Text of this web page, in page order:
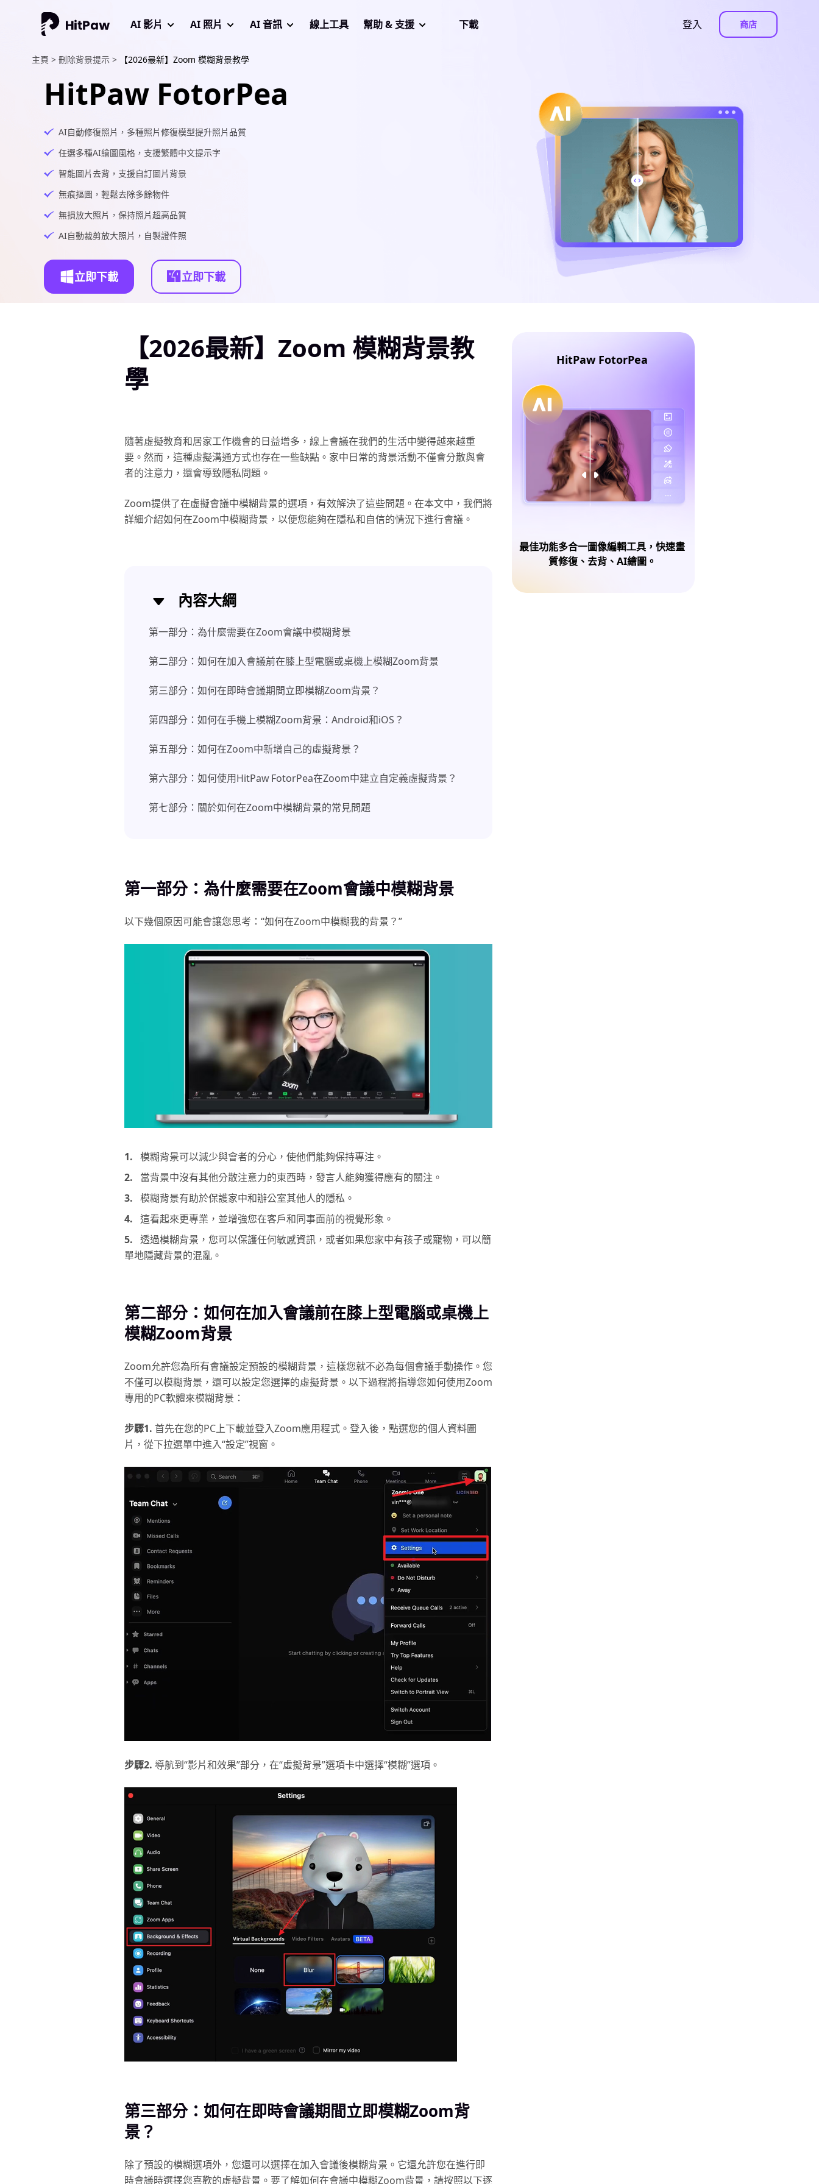
登入 商店
AI 影片 AI 照片 AI 音訊 線上工具 幫助 & 支援 下載
主頁 > 刪除背景提示 > 【2026最新】Zoom 模糊背景教學
HitPaw FotorPea
AI自動修復照片，多種照片修復模型提升照片品質
任選多種AI繪圖風格，支援繁體中文提示字
智能圖片去背，支援自訂圖片背景
無痕摳圖，輕鬆去除多餘物件
無損放大照片，保持照片超高品質
AI自動裁剪放大照片，自製證件照
立即下載 立即下載
【2026最新】Zoom 模糊背景教
學
隨著虛擬教育和居家工作機會的日益增多，線上會議在我們的生活中變得越來越重
要。然而，這種虛擬溝通方式也存在一些缺點。家中日常的背景活動不僅會分散與會
者的注意力，還會導致隱私問題。
Zoom提供了在虛擬會議中模糊背景的選項，有效解決了這些問題。在本文中，我們將
詳細介紹如何在Zoom中模糊背景，以便您能夠在隱私和自信的情況下進行會議。
內容大綱
第一部分：為什麼需要在Zoom會議中模糊背景
第二部分：如何在加入會議前在膝上型電腦或桌機上模糊Zoom背景
第三部分：如何在即時會議期間立即模糊Zoom背景？
第四部分：如何在手機上模糊Zoom背景：Android和iOS？
第五部分：如何在Zoom中新增自己的虛擬背景？
第六部分：如何使用HitPaw FotorPea在Zoom中建立自定義虛擬背景？
第七部分：關於如何在Zoom中模糊背景的常見問題
第一部分：為什麼需要在Zoom會議中模糊背景
以下幾個原因可能會讓您思考：“如何在Zoom中模糊我的背景？”
1. 模糊背景可以減少與會者的分心，使他們能夠保持專注。
2.
當背景中沒有其他分散注意力的東西時，發言人能夠獲得應有的關注。
3. 模糊背景有助於保護家中和辦公室其他人的隱私。
4. 這看起來更專業，並增強您在客戶和同事面前的視覺形象。
5. 透過模糊背景，您可以保護任何敏感資訊，或者如果您家中有孩子或寵物，可以簡
單地隱藏背景的混亂。
第二部分：如何在加入會議前在膝上型電腦或桌機上
模糊Zoom背景
Zoom允許您為所有會議設定預設的模糊背景，這樣您就不必為每個會議手動操作。您
不僅可以模糊背景，還可以設定您選擇的虛擬背景。以下過程將指導您如何使用Zoom
專用的PC軟體來模糊背景：
步驟1. 首先在您的PC上下載並登入Zoom應用程式。登入後，點選您的個人資料圖
片，從下拉選單中進入“設定”視窗。
步驟2. 導航到“影片和效果”部分，在“虛擬背景”選項卡中選擇“模糊”選項。
第三部分：如何在即時會議期間立即模糊Zoom背
景？
除了預設的模糊選項外，您還可以選擇在加入會議後模糊背景。它還允許您在進行即
時會議時選擇您喜歡的虛擬背景。要了解如何在會議中模糊Zoom背景，請按照以下逐
HitPaw FotorPea
最佳功能多合一圖像編輯工具，快速畫
質修復、去背、AI繪圖。